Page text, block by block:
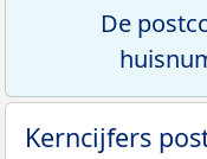
De
Kerncijfers